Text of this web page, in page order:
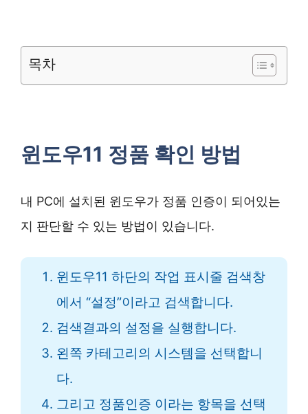
목차
윈도우11 정품 확인 방법
내 PC에 설치된 윈도우가 정품 인증이 되어있는
지 판단할 수 있는 방법이 있습니다.
윈도우11 하단의 작업 표시줄 검색창
에서 “설정”이라고 검색합니다.
검색결과의 설정을 실행합니다.
왼쪽 카테고리의 시스템을 선택합니
다.
그리고 정품인증 이라는 항목을 선택